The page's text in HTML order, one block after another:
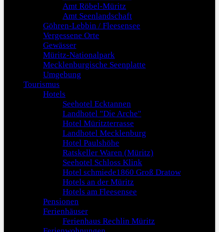
Amt Röbel-Müritz
Amt Seenlandschaft
Göhren-Lebbin / Fleesensee
Vergessene Orte
Gewässer
Müritz-Nationalpark
Mecklenburgische Seenplatte
Umgebung
Tourismus
Hotels
Seehotel Ecktannen
Landhotel "Die Arche"
Hotel Müritzterrasse
Landhotel Mecklenburg
Hotel Paulshöhe
Ratskeller Waren (Müritz)
Seehotel Schloss Klink
Hotel schmiede1860 Groß Dratow
Hotels an der Müritz
Hotels am Fleesensee
Pensionen
Ferienhäuser
Ferienhaus Rechlin Müritz